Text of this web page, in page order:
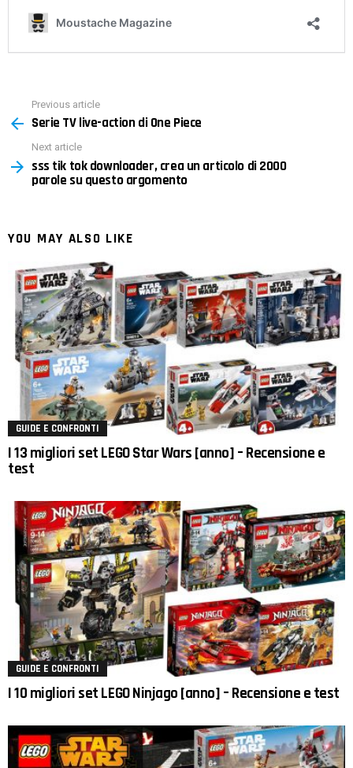
more
Previous article
Serie TV live-action di One Piece
Next article
sss tik tok downloader, crea un articolo di 2000
parole su questo argomento
YOU MAY ALSO LIKE
GUIDE E CONFRONTI
I 13 migliori set LEGO Star Wars [anno] – Recensione e
test
GUIDE E CONFRONTI
I 10 migliori set LEGO Ninjago [anno] – Recensione e test